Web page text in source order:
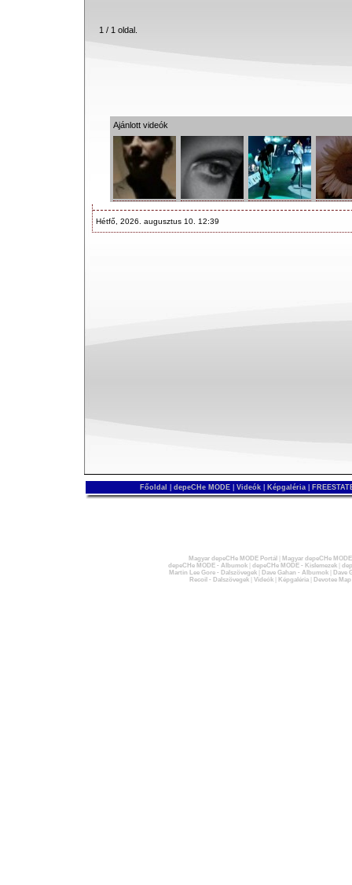
1 / 1 oldal.
Ajánlott videók
Hétfő, 2026. augusztus 10. 12:39
Főoldal depeCHe MODE Videók Képgaléria
Magyar depeCHe MODE Portál
Magyar depeCHe
depeCHe MODE - Albumok| depeCHe MODE - Kislemezek|
Martin Lee Gore - Dalszövegek| Dave Gahan - Albumok|
Dave
Recoil - Dalszövegek| Videók| Képgaléria| Devotee Map